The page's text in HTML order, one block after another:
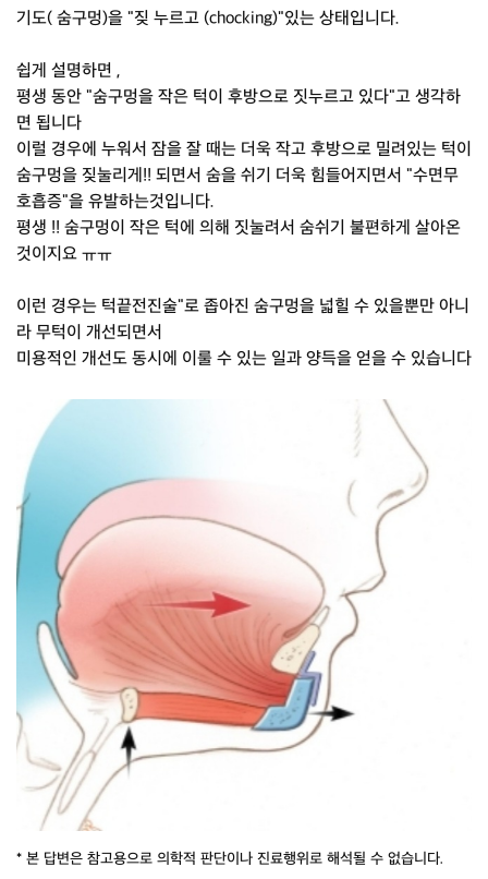
기도( 숨구멍)을 "짖 누르고 (chocking)"있는 상태입니다.
쉽게 설명하면 ,
평생 동안 "숨구멍을 작은 턱이 후방으로 짓누르고 있다"고 생각하
면 됩니다
이럴 경우에 누워서 잠을 잘 때는 더욱 작고 후방으로 밀려있는 턱이
숨구멍을 짖눌리게!! 되면서 숨을 쉬기 더욱 힘들어지면서 "수면무
호흡증"을 유발하는것입니다.
평생 !! 숨구멍이 작은 턱에 의해 짓눌려서 숨쉬기 불편하게 살아온
것이지요 ㅠㅠ
이런 경우는 턱끝전진술"로 좁아진 숨구멍을 넓힐 수 있을뿐만 아니
라 무턱이 개선되면서
미용적인 개선도 동시에 이룰 수 있는 일과 양득을 얻을 수 있습니다
* 본 답변은 참고용으로 의학적 판단이나 진료행위로 해석될 수 없습니다.